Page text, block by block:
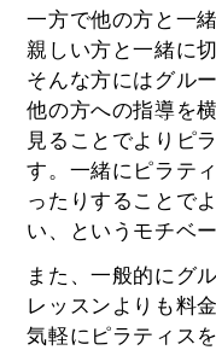
一方で他の方と一
親しい方と一緒に
そんな方にはグル
他の方への指導を
見ることでよりピ
す。一緒にピラテ
ったりすることで
い、というモチベ
また、一般的にグ
レッスンよりも料
気軽にピラティス